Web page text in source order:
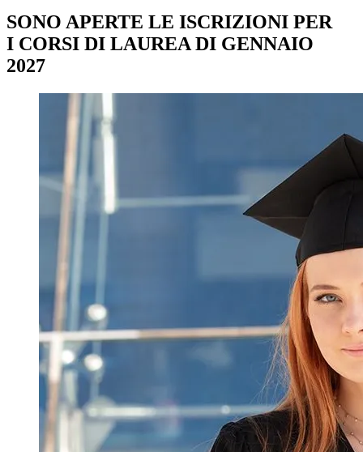
SONO APERTE LE ISCRIZIONI PER
I CORSI DI LAUREA DI GENNAIO
2027